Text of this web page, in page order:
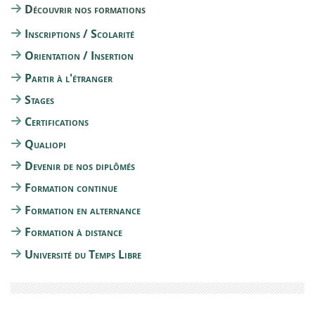
Découvrir nos formations
Inscriptions / Scolarité
Orientation / Insertion
Partir à l'étranger
Stages
Certifications
Qualiopi
Devenir de nos diplômés
Formation continue
Formation en alternance
Formation à distance
Université du Temps Libre